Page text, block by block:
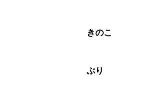
きのこ
ぶり